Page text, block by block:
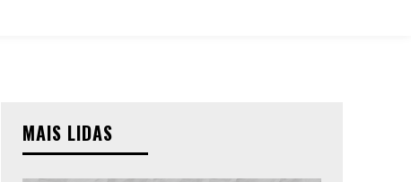
MAIS LIDAS